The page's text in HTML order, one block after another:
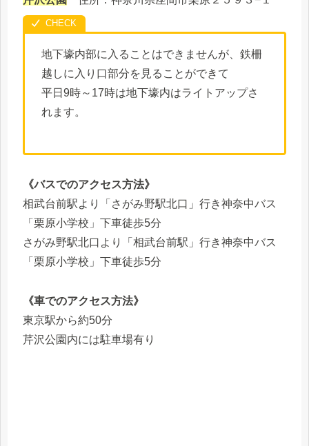
地下壕内部に入ることはできませんが、鉄柵
越しに入り口部分を見ることができて
平日9時～17時は地下壕内はライトアップさ
れます。
《バスでのアクセス方法》
相武台前駅より「さがみ野駅北口」行き神奈中バス
「栗原小学校」下車徒歩5分
さがみ野駅北口より「相武台前駅」行き神奈中バス
「栗原小学校」下車徒歩5分
《車でのアクセス方法》
東京駅から約50分
芹沢公園内には駐車場有り